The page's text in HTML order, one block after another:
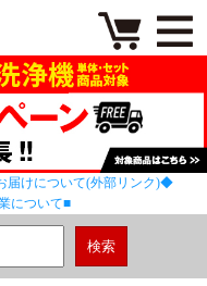
届けについて(外部リンク)◆
について■